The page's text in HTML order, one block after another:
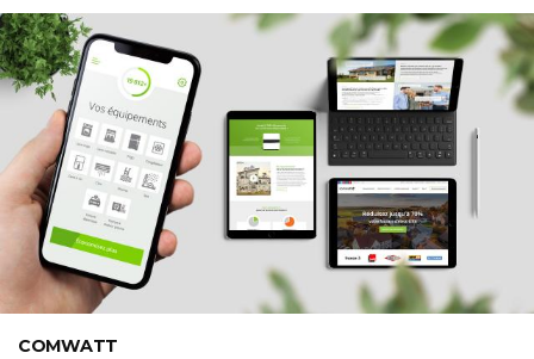
COMWATT